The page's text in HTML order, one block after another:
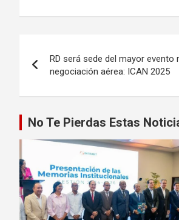
Post
de
entradas
RD será sede del mayor evento
negociación aérea: ICAN 2025
No Te Pierdas Estas